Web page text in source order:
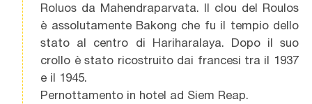
Roluos da Mahendraparvata. Il clou del Roulos
è assolutamente Bakong che fu il tempio dello
stato al centro di Hariharalaya. Dopo il suo
crollo è stato ricostruito dai francesi tra il 1937
e il 1945.
Pernottamento in hotel ad Siem Reap.